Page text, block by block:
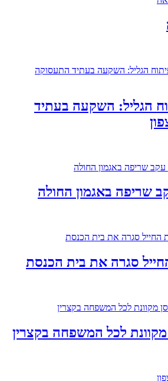
הגליל: השקעה בעתיד
שריפה באגמון החולה
סגרה את בית הכנסת
מקוונת לכל המשפחה בקצרין